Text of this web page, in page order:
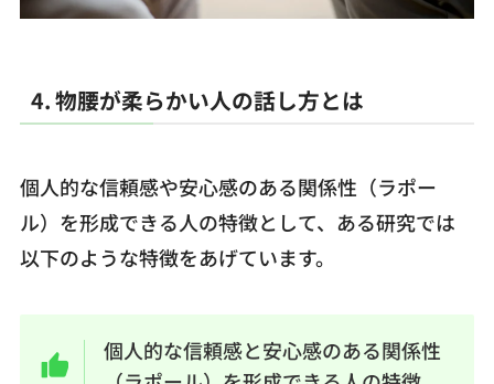
4. 物腰が柔らかい人の話し方とは
個人的な信頼感や安心感のある関係性（ラポー
ル）を形成できる人の特徴として、ある研究では
以下のような特徴をあげています。
個人的な信頼感と安心感のある関係性